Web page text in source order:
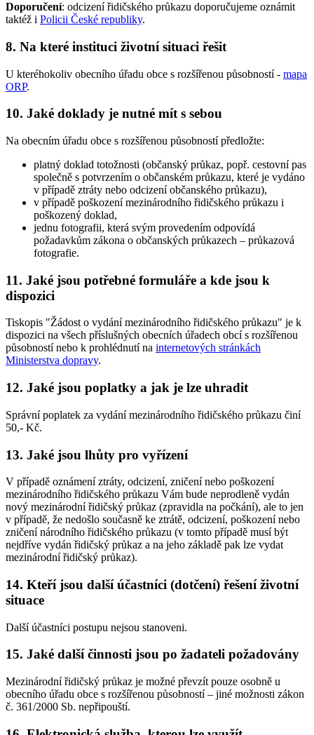
Doporučení: odcizení řidičského průkazu doporučujeme oznámit
taktéž i Policii České republiky.
8. Na které instituci životní situaci řešit
U kteréhokoliv obecního úřadu obce s rozšířenou působností - mapa
ORP.
10. Jaké doklady je nutné mít s sebou
Na obecním úřadu obce s rozšířenou působností předložte:
platný doklad totožnosti (občanský průkaz, popř. cestovní pas
společně s potvrzením o občanském průkazu, které je vydáno
v případě ztráty nebo odcizení občanského průkazu),
v případě poškození mezinárodního řidičského průkazu i
poškozený doklad,
jednu fotografii, která svým provedením odpovídá
požadavkům zákona o občanských průkazech – průkazová
fotografie.
11. Jaké jsou potřebné formuláře a kde jsou k
dispozici
Tiskopis "Žádost o vydání mezinárodního řidičského průkazu" je k
dispozici na všech příslušných obecních úřadech obcí s rozšířenou
působností nebo k prohlédnutí na internetových stránkách
Ministerstva dopravy.
12. Jaké jsou poplatky a jak je lze uhradit
Správní poplatek za vydání mezinárodního řidičského průkazu činí
50,- Kč.
13. Jaké jsou lhůty pro vyřízení
V případě oznámení ztráty, odcizení, zničení nebo poškození
mezinárodního řidičského průkazu Vám bude neprodleně vydán
nový mezinárodní řidičský průkaz (zpravidla na počkání), ale to jen
v případě, že nedošlo současně ke ztrátě, odcizení, poškození nebo
zničení národního řidičského průkazu (v tomto případě musí být
nejdříve vydán řidičský průkaz a na jeho základě pak lze vydat
mezinárodní řidičský průkaz).
14. Kteří jsou další účastníci (dotčení) řešení životní
situace
Další účastníci postupu nejsou stanoveni.
15. Jaké další činnosti jsou po žadateli požadovány
Mezinárodní řidičský průkaz je možné převzít pouze osobně u
obecního úřadu obce s rozšířenou působností – jiné možnosti zákon
č. 361/2000 Sb. nepřipouští.